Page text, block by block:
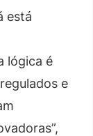
está
lógica é
e